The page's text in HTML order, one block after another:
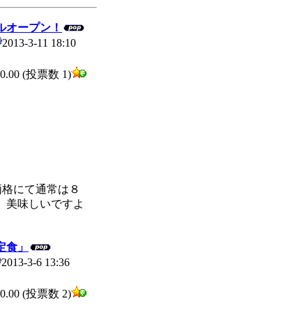
ープン！
2013-3-11 18:10
(投票数 1)
にて通常は８
美味しいですよ
」
2013-3-6 13:36
(投票数 2)